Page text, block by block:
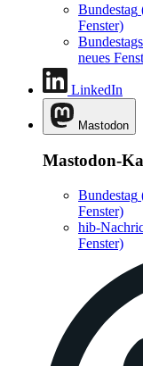
Bundestag
Fenster)
neues
LinkedIn
Mastodon
Mastodon-
Bundestag
Fenster)
hib-
Fenster)